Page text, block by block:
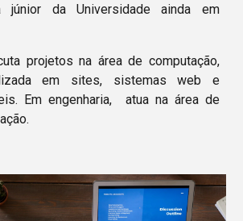
júnior da Universidade ainda em
projetos na área de computação,
em sites, sistemas web e
Em engenharia,  atua na área de